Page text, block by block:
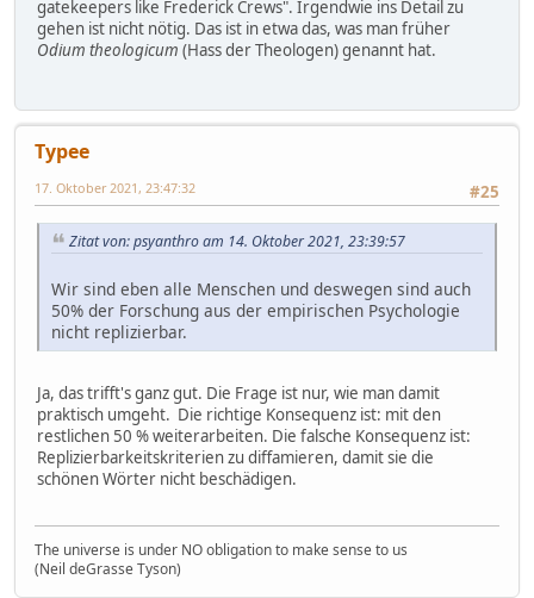
gatekeepers like Frederick Crews". Irgendwie ins Detail zu
gehen ist nicht nötig. Das ist in etwa das, was man früher
Odium theologicum (Hass der Theologen) genannt hat.
Typee
#25
17. Oktober 2021, 23:47:32
Zitat von: psyanthro am 14. Oktober 2021, 23:39:57
Wir sind eben alle Menschen und deswegen sind auch
50% der Forschung aus der empirischen Psychologie
nicht replizierbar.
Ja, das trifft's ganz gut. Die Frage ist nur, wie man damit
praktisch umgeht. Die richtige Konsequenz ist: mit den
restlichen 50 % weiterarbeiten. Die falsche Konsequenz ist:
Replizierbarkeitskriterien zu diffamieren, damit sie die
schönen Wörter nicht beschädigen.
The universe is under NO obligation to make sense to us
(Neil deGrasse Tyson)